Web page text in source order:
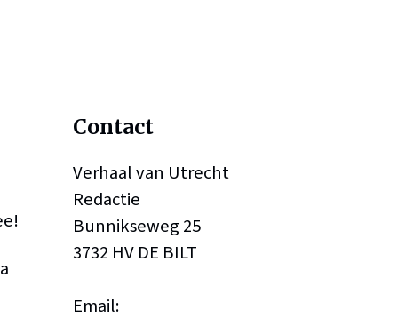
Contact
Verhaal van Utrecht
Redactie
Bunnikseweg 25
3732 HV DE BILT
Email: